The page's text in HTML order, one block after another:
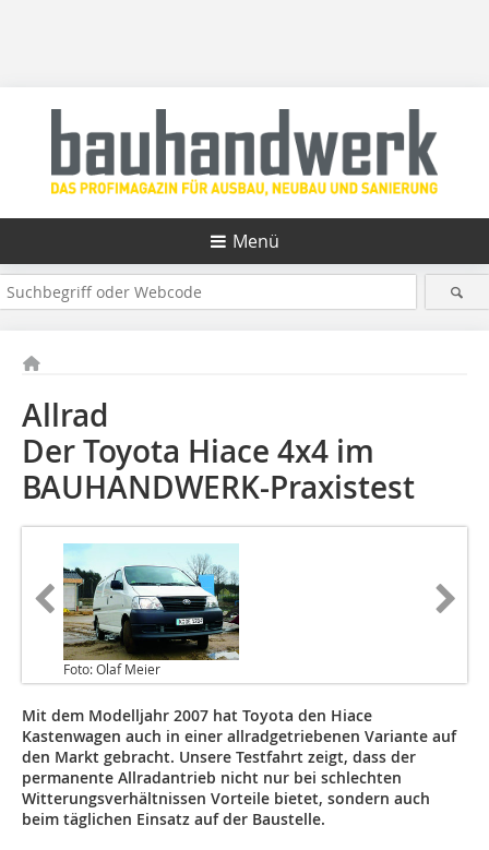
Menü
Allrad
Der Toyota Hiace 4x4 im
BAUHANDWERK-Praxistest
Foto: Olaf Meier
Mit dem Modelljahr 2007 hat Toyota den Hiace
Kastenwagen auch in einer allradgetriebenen Variante auf
den Markt gebracht. Unsere Testfahrt zeigt, dass der
permanente Allradantrieb nicht nur bei schlechten
Witterungsverhältnissen Vorteile bietet, sondern auch
beim täglichen Einsatz auf der Baustelle.